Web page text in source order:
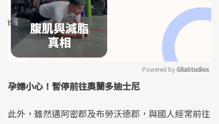
Powered by GliaStudios
孕婦小心！暫停前往奧蘭多迪士尼
此外，雖然邁阿密郡及布勞沃德郡，與國人經常前往